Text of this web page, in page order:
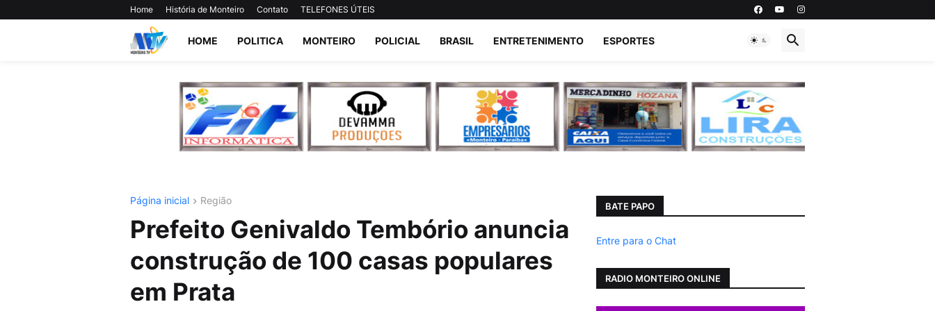
Home História de Monteiro Contato TELEFONES ÚTEIS
HOME POLITICA MONTEIRO POLICIAL BRASIL ENTRETENIMENTO ESPORTES
Página inicial Região
Prefeito Genivaldo Tembório anuncia
construção de 100 casas populares
em Prata
BATE PAPO
Entre para o Chat
RADIO MONTEIRO ONLINE